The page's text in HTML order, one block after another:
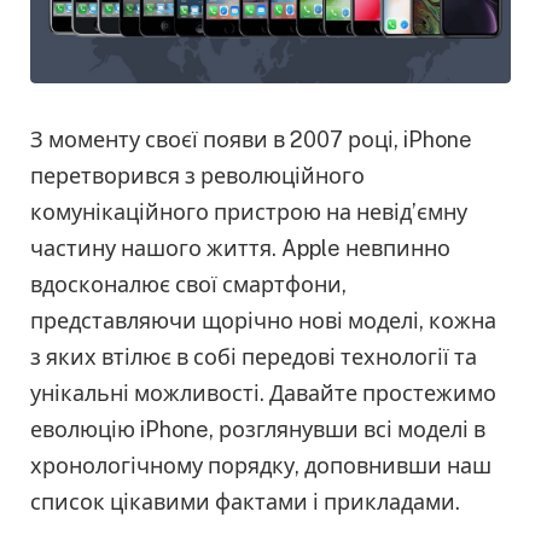
З моменту своєї появи в 2007 році, iPhone
перетворився з революційного
комунікаційного пристрою на невід’ємну
частину нашого життя. Apple невпинно
вдосконалює свої смартфони,
представляючи щорічно нові моделі, кожна
з яких втілює в собі передові технології та
унікальні можливості. Давайте простежимо
еволюцію iPhone, розглянувши всі моделі в
хронологічному порядку, доповнивши наш
список цікавими фактами і прикладами.